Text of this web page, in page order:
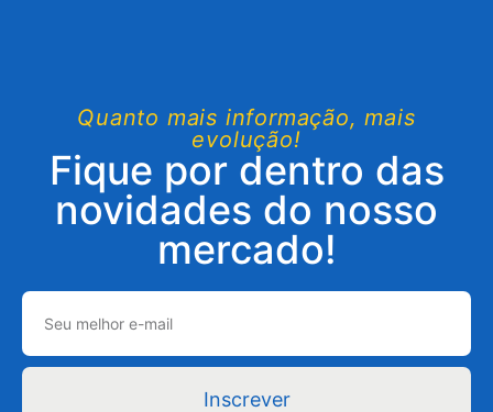
Quanto mais informação, mais
evolução!
Fique por dentro das
novidades do nosso
mercado!
Inscrever